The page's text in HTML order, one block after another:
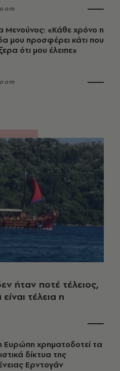
Μενούνος: «Κάθε χρόνο η
μου προσφέρει κάτι που
ότι μου έλειπε»
ήταν ποτέ τέλειος,
τέλεια η
Ευρώπη χρηματοδοτεί τα
δίκτυα της
Ερντογάν